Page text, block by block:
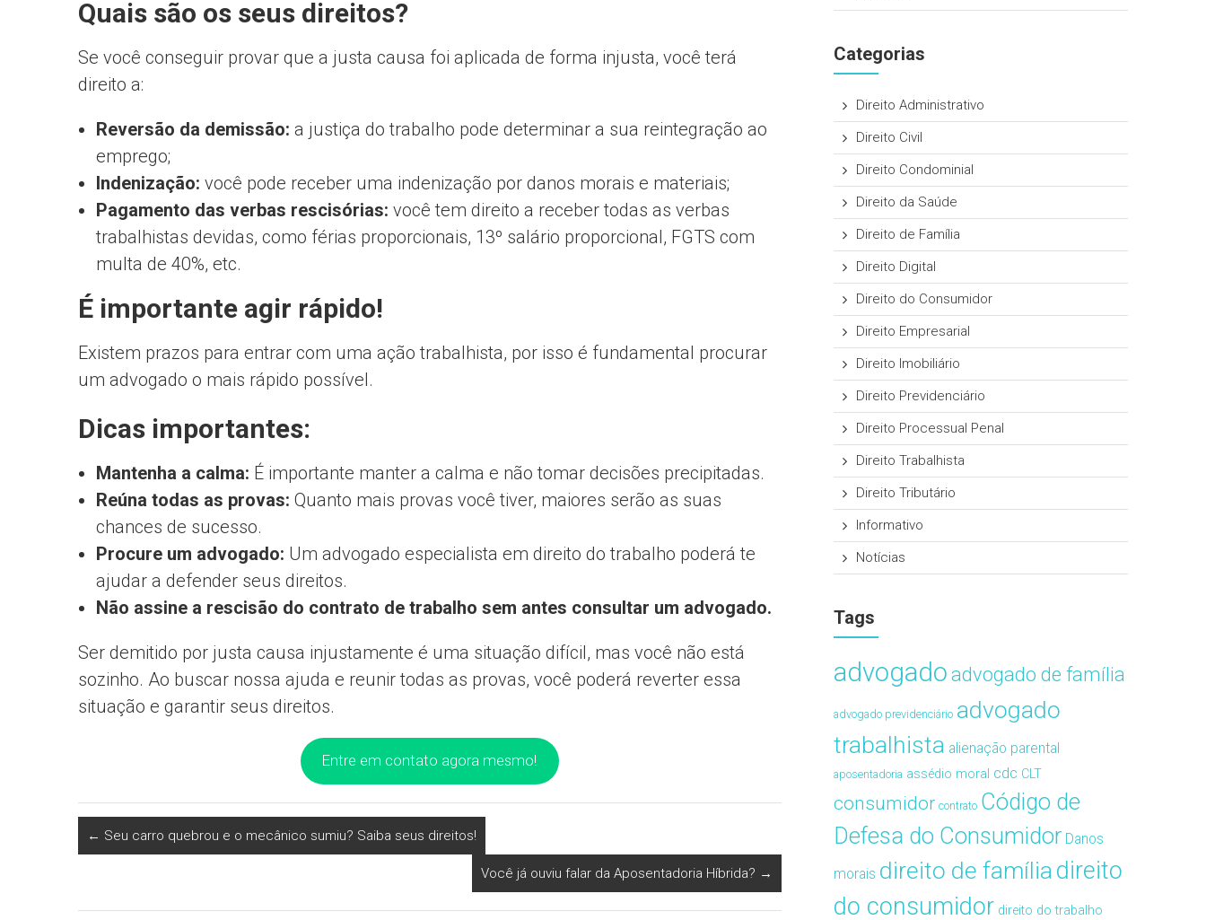
Quais são os seus direitos?
Se você conseguir provar que a justa causa foi aplicada de forma injusta, você terá
direito a:
Reversão da demissão: a justiça do trabalho pode determinar a sua reintegração ao
emprego;
Indenização: você pode receber uma indenização por danos morais e materiais;
Pagamento das verbas rescisórias: você tem direito a receber todas as verbas
trabalhistas devidas, como férias proporcionais, 13º salário proporcional, FGTS com
multa de 40%, etc.
É importante agir rápido!
Existem prazos para entrar com uma ação trabalhista, por isso é fundamental procurar
um advogado o mais rápido possível.
Dicas importantes:
Mantenha a calma: É importante manter a calma e não tomar decisões precipitadas.
Reúna todas as provas: Quanto mais provas você tiver, maiores serão as suas
chances de sucesso.
Procure um advogado: Um advogado especialista em direito do trabalho poderá te
ajudar a defender seus direitos.
Não assine a rescisão do contrato de trabalho sem antes consultar um advogado.
Ser demitido por justa causa injustamente é uma situação difícil, mas você não está
sozinho. Ao buscar nossa ajuda e reunir todas as provas, você poderá reverter essa
situação e garantir seus direitos.
Entre em contato agora mesmo!
← Seu carro quebrou e o mecânico sumiu? Saiba seus direitos!
Você já ouviu falar da Aposentadoria Híbrida? →
Categorias
Direito Administrativo
Direito Civil
Direito Condominial
Direito da Saúde
Direito de Família
Direito Digital
Direito do Consumidor
Direito Empresarial
Direito Imobiliário
Direito Previdenciário
Direito Processual Penal
Direito Trabalhista
Direito Tributário
Informativo
Notícias
Tags
advogado advogado de família
advogado previdenciário advogado
trabalhista alienação parental
aposentadoria assédio moral cdc CLT
consumidor contrato Código de
Defesa do Consumidor Danos
morais direito de famíliadireito
do consumidor direito do trabalho